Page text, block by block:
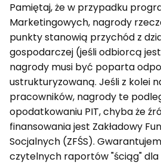
Pamiętaj, że w przypadku
Marketingowych, nagrody
punkty stanowią przychód z
gospodarczej (jeśli odbiorcą
nagrody musi być poparta
ustrukturyzowaną. Jeśli z kolei
pracowników, nagrody te
opodatkowaniu PIT, chyba że
finansowania jest Zakładowy
Socjalnych (ZFŚS).
czytelnych raportów "ściąg" dla